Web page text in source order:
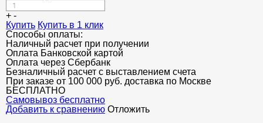
АКЦИИ
НЕДОРОГОЙ МЕТАЛЛОПРОКАТ
+ -
Купить Купить в 1 клик
Способы оплаты:
Наличный расчет при получении
Оплата Банковской картой
Оплата через Сбербанк
Безналичный расчет с выставлением счета
При заказе от 100 000 руб. доставка по Москве
БЕСПЛАТНО
Cамовывоз бесплатно
Добавить к сравнению Отложить